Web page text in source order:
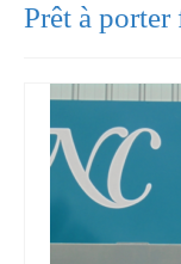
Prêt à porter